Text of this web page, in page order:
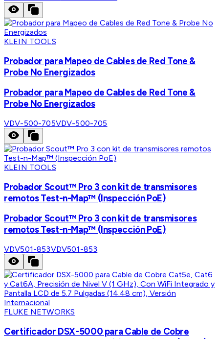
KLEIN TOOLS
Probador para Mapeo de Cables de Red Tone &
Probe No Energizados
Probador para Mapeo de Cables de Red Tone &
Probe No Energizados
VDV-500-705VDV-500-705
KLEIN TOOLS
Probador Scout™ Pro 3 con kit de transmisores
remotos Test-n-Map™ (Inspección PoE)
Probador Scout™ Pro 3 con kit de transmisores
remotos Test-n-Map™ (Inspección PoE)
VDV501-853VDV501-853
FLUKE NETWORKS
Certificador DSX-5000 para Cable de Cobre